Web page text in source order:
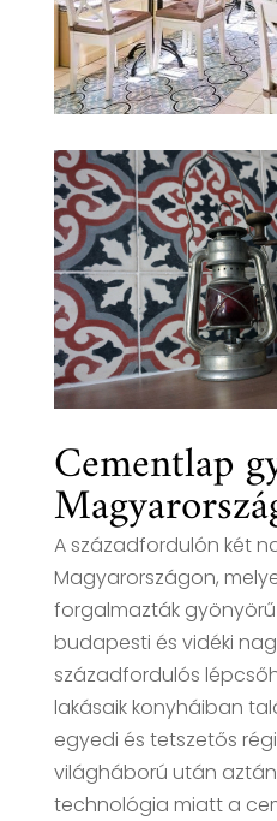
Cementlap
A századfordulón két
Magyarországon,
forgalmazták
budapesti és vidéki
századfordulós
lakásaik konyháiban
egyedi és tetszetős
világháború után
technológia miatt a